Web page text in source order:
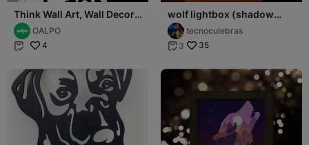
Think Wall Art, Wall Decor,
Home Decor
OALPO
 4
wolf lightbox (shadow
box) tecnoculebras
 3 35